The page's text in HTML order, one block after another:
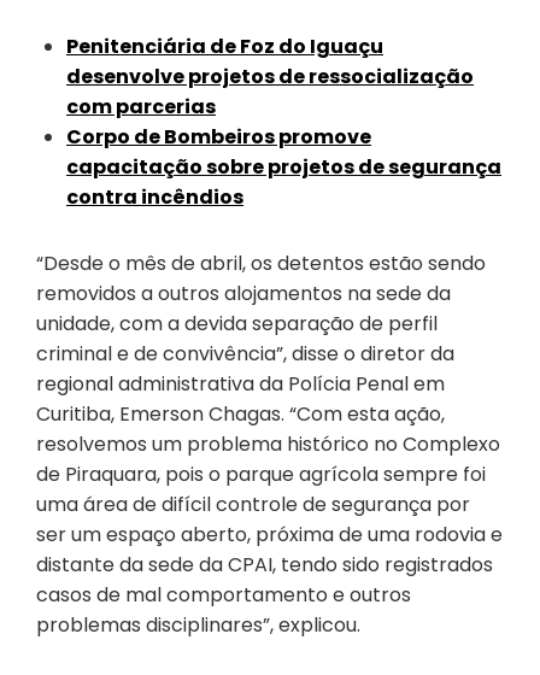
Penitenciária de Foz do Iguaçu
desenvolve projetos de ressocialização
com parcerias
Corpo de Bombeiros promove
capacitação sobre projetos de segurança
contra incêndios
“Desde o mês de abril, os detentos estão sendo
removidos a outros alojamentos na sede da
unidade, com a devida separação de perfil
criminal e de convivência”, disse o diretor da
regional administrativa da Polícia Penal em
Curitiba, Emerson Chagas. “Com esta ação,
resolvemos um problema histórico no Complexo
de Piraquara, pois o parque agrícola sempre foi
uma área de difícil controle de segurança por
ser um espaço aberto, próxima de uma rodovia e
distante da sede da CPAI, tendo sido registrados
casos de mal comportamento e outros
problemas disciplinares”, explicou.